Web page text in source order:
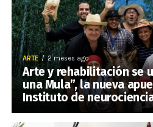
ARTE 2 meses ago
Arte y rehabilitación se
una Mula”, la nueva
Instituto de